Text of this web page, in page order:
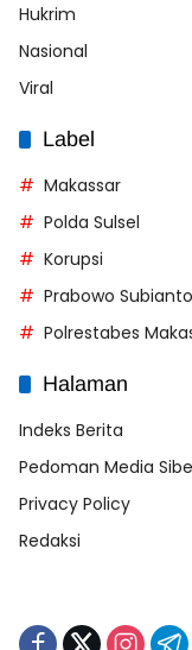
Hukrim
Nasional
Viral
Label
Makassar
Polda Sulsel
Korupsi
Prabowo Subianto
Polrestabes
Halaman
Indeks Berita
Pedoman Media
Privacy Policy
Redaksi